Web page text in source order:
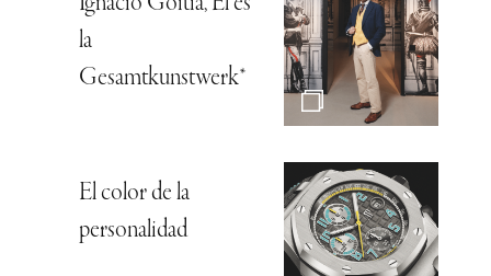
la
Gesamtkunstwerk*
El color de la
personalidad